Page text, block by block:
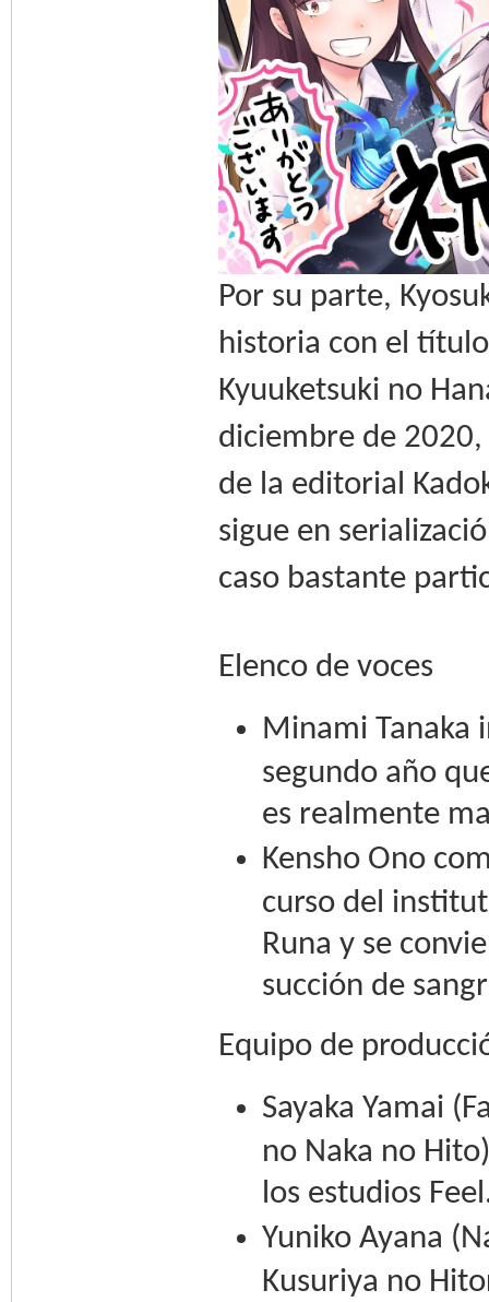
Por su parte,
historia con el
Kyuuketsuki no
diciembre de
de la editorial
sigue en
caso bastante
Elenco de voces
Minami Tanaka
segundo año
es realmente
Kensho Ono
curso del
Runa y se
succión de
Equipo de
Sayaka Yamai
no Naka no
los estudios
Yuniko Ayana
Kusuriya no